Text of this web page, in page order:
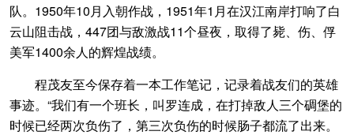
队。1950年10月入朝作战，1951年1月在汉江南岸打响了白
云山阻击战，447团与敌激战11个昼夜，取得了毙、伤、俘
美军1400余人的辉煌战绩。
程茂友至今保存着一本工作笔记，记录着战友们的英雄
事迹。“我们有一个班长，叫罗连成，在打掉敌人三个碉堡的
时候已经两次负伤了，第三次负伤的时候肠子都流了出来。